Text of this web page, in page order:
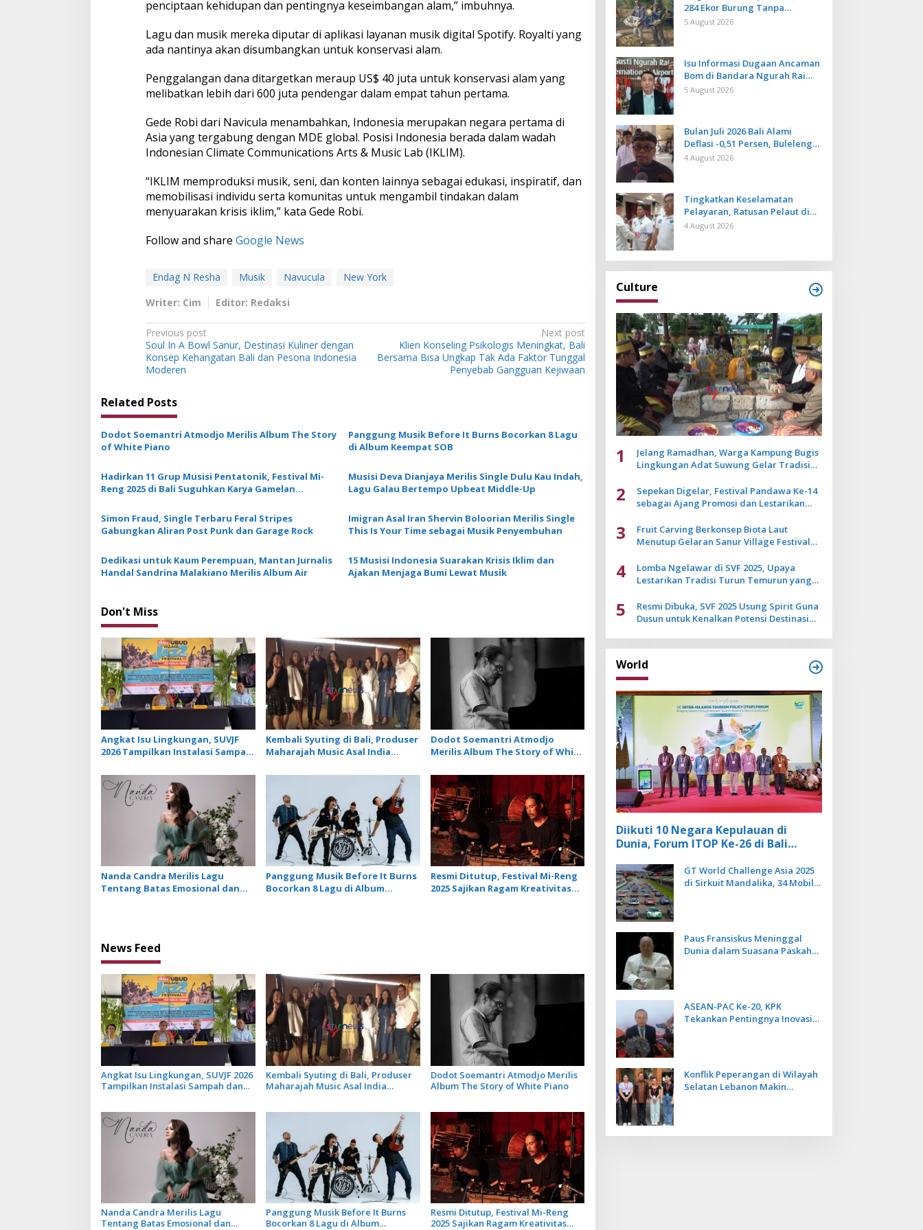
penciptaan kehidupan dan pentingnya keseimbangan alam,” imbuhnya.
Lagu dan musik mereka diputar di aplikasi layanan musik digital Spotify. Royalti yang
ada nantinya akan disumbangkan untuk konservasi alam.
Penggalangan dana ditargetkan meraup US$ 40 juta untuk konservasi alam yang
melibatkan lebih dari 600 juta pendengar dalam empat tahun pertama.
Gede Robi dari Navicula menambahkan, Indonesia merupakan negara pertama di
Asia yang tergabung dengan MDE global. Posisi Indonesia berada dalam wadah
Indonesian Climate Communications Arts & Music Lab (IKLIM).
“IKLIM memproduksi musik, seni, dan konten lainnya sebagai edukasi, inspiratif, dan
memobilisasi individu serta komunitas untuk mengambil tindakan dalam
menyuarakan krisis iklim,” kata Gede Robi.
Follow and share Google News
Endag N Resha Musik Navucula
New York
Writer: Cim
Editor: Redaksi
P
o
s
t
n
a
v
i
g
t
o
Previous post
Soul In A Bowl Sanur, Destinasi Kuliner dengan
Konsep Kehangatan Bali dan Pesona Indonesia
Moderen
Next post
Klien Konseling Psikologis Meningkat, Bali
Bersama Bisa Ungkap Tak Ada Faktor Tunggal
Penyebab Gangguan Kejiwaan
Related Posts
Dodot Soemantri Atmodjo Merilis Album The Story
of White Piano
Panggung Musik Before It Burns Bocorkan 8 Lagu
di Album Keempat SOB
Hadirkan 11 Grup Musisi Pentatonik, Festival Mi-
Reng 2025 di Bali Suguhkan Karya Gamelan
Musisi Deva Dianjaya Merilis Single Dulu Kau Indah,
Lagu Galau Bertempo Upbeat Middle-Up
Simon Fraud, Single Terbaru Feral Stripes
Gabungkan Aliran Post Punk dan Garage Rock
Imigran Asal Iran Shervin Boloorian Merilis Single
This Is Your Time sebagai Musik Penyembuhan
Dedikasi untuk Kaum Perempuan, Mantan Jurnalis
Handal Sandrina Malakiano Merilis Album Air
15 Musisi Indonesia Suarakan Krisis Iklim dan
Ajakan Menjaga Bumi Lewat Musik
Don't Miss
Angkat Isu Lingkungan, SUVJF
2026 Tampilkan Instalasi Sampah
Kembali Syuting di Bali, Produser
Maharajah Music Asal India
Lagu Terbarunya
Dodot Soemantri Atmodjo
Merilis Album The Story of White
Nanda Candra Merilis Lagu
Tentang Batas Emosional dan
Panggung Musik Before It Burns
Bocorkan 8 Lagu di Album
Resmi Ditutup, Festival Mi-Reng
2025 Sajikan Ragam Kreativitas
News Feed
Angkat Isu Lingkungan, SUVJF 2026
Tampilkan Instalasi Sampah dan
Kembali Syuting di Bali, Produser
Maharajah Music Asal India
Dodot Soemantri Atmodjo Merilis
Album The Story of White Piano
Nanda Candra Merilis Lagu
Tentang Batas Emosional dan
Panggung Musik Before It Burns
Bocorkan 8 Lagu di Album
Resmi Ditutup, Festival Mi-Reng
2025 Sajikan Ragam Kreativitas
284 Ekor Burung Tanpa
Dokumen Dilepasliarkan Cegah
5 August 2026
Isu Informasi Dugaan Ancaman
Bom di Bandara Ngurah Rai
Bali Tidak Benar, Operasional
5 August 2026
Bulan Juli 2026 Bali Alami
Deflasi -0,51 Persen, Buleleng
Catat Penurunan Terendah
4 August 2026
Tingkatkan Keselamatan
Pelayaran, Ratusan Pelaut di
Bali Ikuti Pelatihan MPR dan
4 August 2026
Culture
1
Jelang Ramadhan, Warga Kampung Bugis
Lingkungan Adat Suwung Gelar Tradisi
2
Sepekan Digelar, Festival Pandawa Ke-14
sebagai Ajang Promosi dan Lestarikan
3
Fruit Carving Berkonsep Biota Laut
Menutup Gelaran Sanur Village Festival
4
Lomba Ngelawar di SVF 2025, Upaya
Lestarikan Tradisi Turun Temurun yang
5
Resmi Dibuka, SVF 2025 Usung Spirit Guna
Dusun untuk Kenalkan Potensi Destinasi
World
Diikuti 10 Negara Kepulauan di
Dunia, Forum ITOP Ke-26 di Bali
Berbasis Alam dan Budaya
GT World Challenge Asia 2025
di Sirkuit Mandalika, 34 Mobil
Paus Fransiskus Meninggal
Dunia dalam Suasana Paskah
ASEAN-PAC Ke-20, KPK
Tekankan Pentingnya Inovasi
Konflik Peperangan di Wilayah
Selatan Lebanon Makin